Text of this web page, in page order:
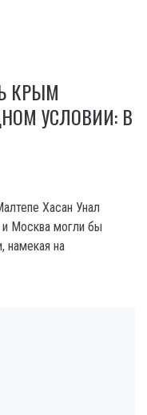
КРЫМ
УСЛОВИИ: В
Хасан Унал
Москва могли бы
намекая на